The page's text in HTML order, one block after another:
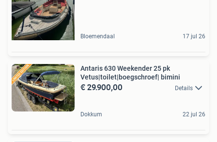
Bloemendaal 17 jul 26
Antaris 630 Weekender 25 pk
Vetus|toilet|boegschroef| bimini
€ 29.900,00 Details
Dokkum 22 jul 26